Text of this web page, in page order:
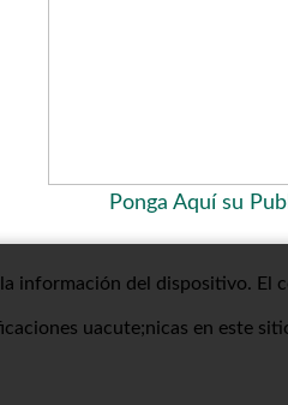
información del dispositivo. El
uacute;nicas en este
Ponga Aquí su